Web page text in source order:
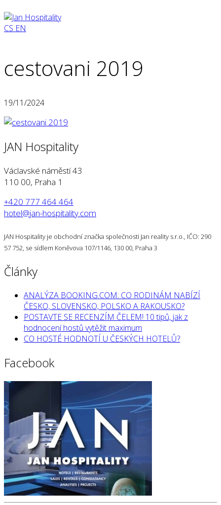
CS EN
cestovani 2019
19/11/2024
JAN Hospitality
Václavské náměstí 43
110 00, Praha 1
+420 777 464 464
hotel@jan-hospitality.com
JAN Hospitality je obchodní značka společnosti Jan reality s.r.o., IČO: 290
57 752, se sídlem Koněvova 107/1146, 130 00, Praha 3
Články
ANALÝZA BOOKING.COM: CO RODINÁM NABÍZÍ
ČESKO, SLOVENSKO, POLSKO A RAKOUSKO?
POSTAVTE SE RECENZÍM ČELEM! 10 tipů, jak z
hodnocení hostů vytěžit maximum
CO HOSTÉ HODNOTÍ U ČESKÝCH HOTELŮ?
Facebook